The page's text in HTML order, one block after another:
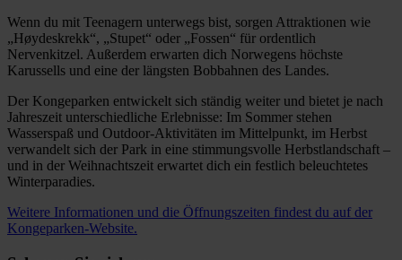
Wenn du mit Teenagern unterwegs bist, sorgen Attraktionen wie
„Høydeskrekk“, „Stupet“ oder „Fossen“ für ordentlich
Nervenkitzel. Außerdem erwarten dich Norwegens höchste
Karussells und eine der längsten Bobbahnen des Landes.
Der Kongeparken entwickelt sich ständig weiter und bietet je nach
Jahreszeit unterschiedliche Erlebnisse: Im Sommer stehen
Wasserspaß und Outdoor-Aktivitäten im Mittelpunkt, im Herbst
verwandelt sich der Park in eine stimmungsvolle Herbstlandschaft –
und in der Weihnachtszeit erwartet dich ein festlich beleuchtetes
Winterparadies.
Weitere Informationen und die Öffnungszeiten findest du auf der
Kongeparken-Website.